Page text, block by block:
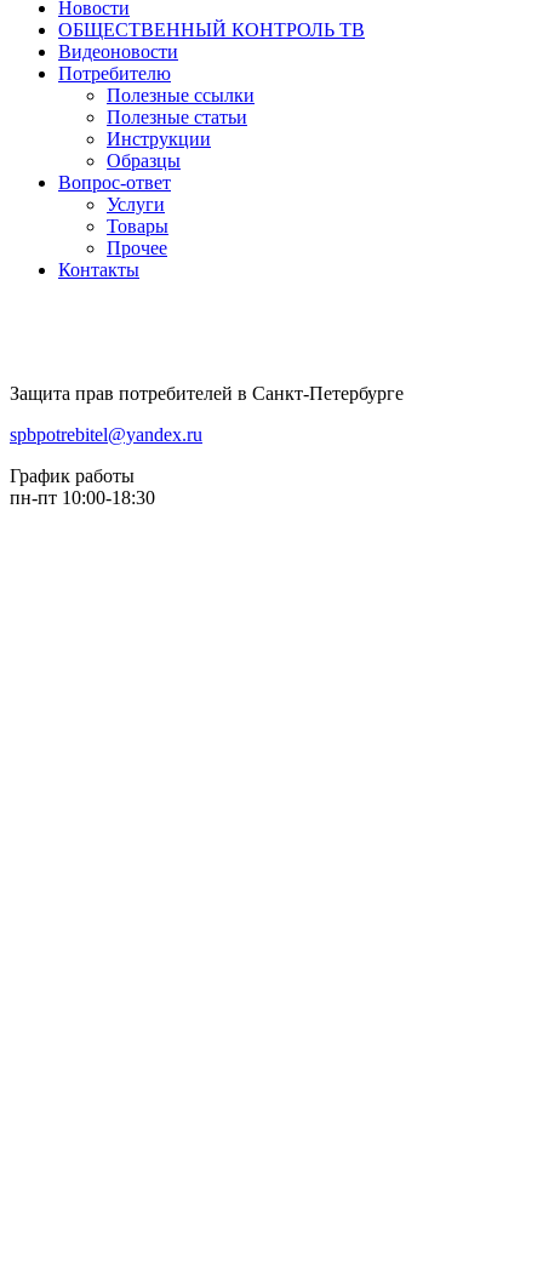
Новости
ОБЩЕСТВЕННЫЙ КОНТРОЛЬ ТВ
Видеоновости
Потребителю
Полезные ссылки
Полезные статьи
Инструкции
Образцы
Вопрос-ответ
Услуги
Товары
Прочее
Контакты
Защита прав потребителей в Санкт-Петербурге
spbpotrebitel@yandex.ru
График работы
пн-пт 10:00-18:30